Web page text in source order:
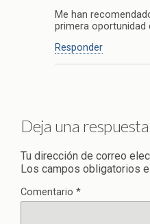
Me han
primera oportunidad
Responder
Deja una respuesta
Tu dirección de correo
Los campos obligatorios
Comentario *